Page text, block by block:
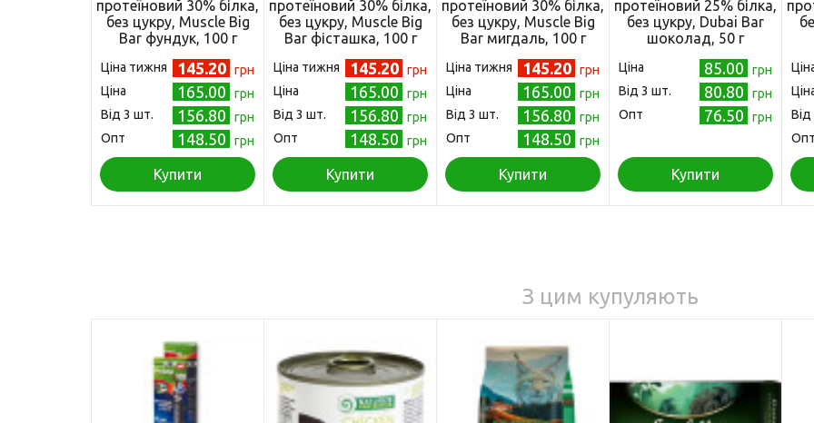
протеїновий 30% білка,
без цукру, Muscle Big
Bar фундук, 100 г
Ціна тижня 145.20 грн
Ціна
165.00
грн
Від 3 шт.
156.80
грн
Опт
148.50 грн
Купити
протеїновий 30% білка,
без цукру, Muscle Big
Bar фісташка, 100 г
Ціна тижня 145.20 грн
Ціна
165.00
грн
Від 3 шт.
156.80
грн
Опт
148.50 грн
Купити
протеїновий 30% білка,
без цукру, Muscle Big
Bar мигдаль, 100 г
Ціна тижня 145.20 грн
Ціна
165.00
грн
Від 3 шт.
156.80
грн
Опт
148.50 грн
Купити
протеїновий 25% білка,
без цукру, Dubai Bar
шоколад, 50 г
Ціна 85.00
грн
Від 3 шт.
80.80
грн
Опт
76.50 грн
Купити
Опт
З цим купуляють